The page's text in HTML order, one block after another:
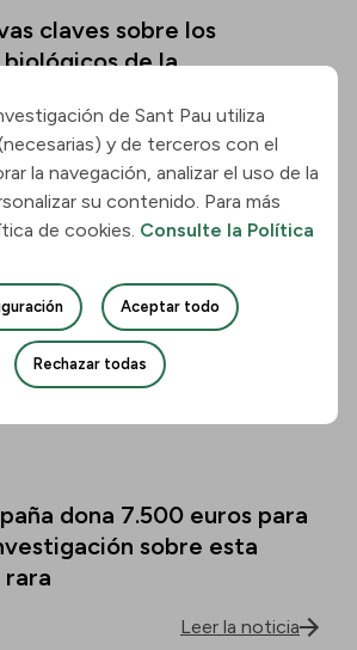
claves sobre los
de la
Leer la noticia
de la enfermedad de
predecir el
también en mayores
dona 7.500 euros para
sobre esta
Leer la noticia
de Sant Pau utiliza
y de terceros con el
la navegación, analizar el uso de la
su contenido. Para más
de cookies. Consulte la Política
Aceptar todo
Rechazar todas